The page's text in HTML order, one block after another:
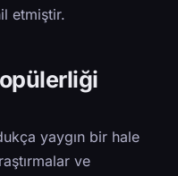
etmiştir.
yaygın bir hale
ve